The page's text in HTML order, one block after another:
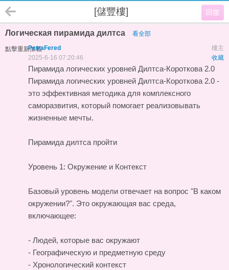
回復
[儲豐樓]
Логическая пирамида дилтса 看全部
點擊重新加載 樓主
PetraFered
收藏
2025-6-16 07:20:46
Пирамида логических уровней Дилтса-Короткова 2.0
Пирамида логических уровней Дилтса-Короткова 2.0 -
это эффективная методика для комплексного
саморазвития, который помогает реализовывать
жизненные мечты.
Пирамида дилтса пройти
Уровень 1: Окружение и Контекст
Базовый уровень модели отвечает на вопрос "В каком
окружении?". Это окружающая вас среда,
включающее:
- Людей, которые вас окружают
- Географическую и предметную среду
- Хронологический контекст